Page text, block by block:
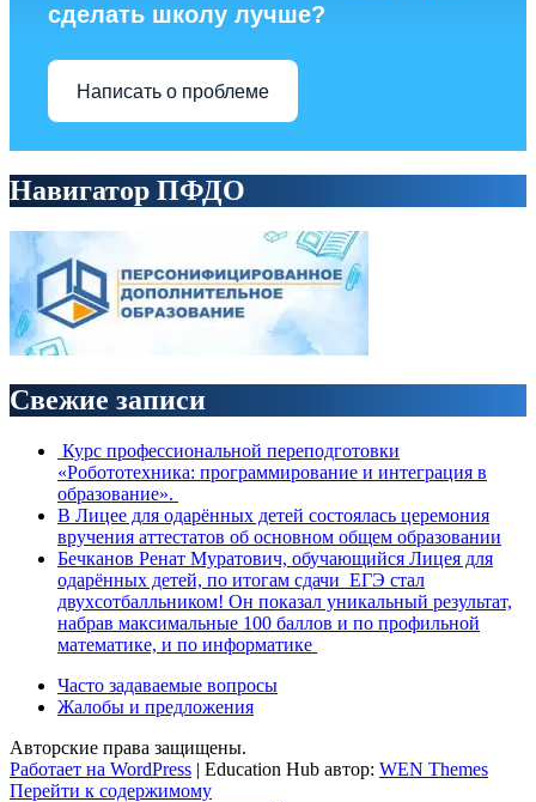
сделать школу лучше?
Написать о проблеме
Навигатор ПФДО
Свежие записи
Курс профессиональной переподготовки
«Робототехника: программирование и интеграция в
образование».
В Лицее для одарённых детей состоялась церемония
вручения аттестатов об основном общем образовании
Бечканов Ренат Муратович, обучающийся Лицея для
одарённых детей, по итогам сдачи ЕГЭ стал
двухсотбалльником! Он показал уникальный результат,
набрав максимальные 100 баллов и по профильной
математике, и по информатике
Часто задаваемые вопросы
Жалобы и предложения
Авторские права защищены.
Работает на WordPress | Education Hub автор: WEN Themes
Перейти к содержимому